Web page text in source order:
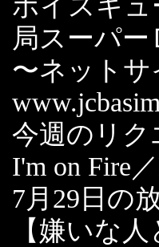
ボイスキュ
局スーパー
〜ネット
今週のリク
I'm on Fire
7月29日の
【嫌いな